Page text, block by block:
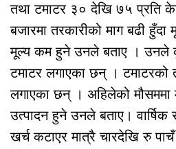
तथा टमाटर ३० देखि ७५ प्रति
बजारमा तरकारीको माग बढी
मूल्य कम हुने उनले बताए । उनले
टमाटर लगाएका छन् । टमाटरको
लगाएका छन् । अहिलेको मौसममा
उत्पादन हुने उनले बताए। वार्षिक
खर्च कटाएर मात्रै चारदेखि रु